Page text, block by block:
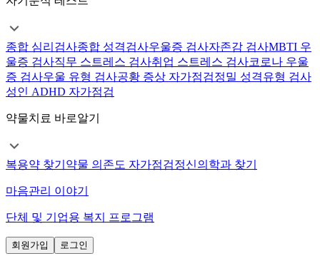
종합 심리검사종합 성격검사우울증 검사자존감 검사MBTI 우
울증 검사직무 스트레스 검사취업 스트레스 검사코로나 우울
증 검사우울 유형 검사공황 증상 자가점검정밀 성격유형 검사
성인 ADHD 자가점검
약물치료 바로알기
복용약 찾기 약물 의존도 자가점검정신의학과 찾기
마음관리 이야기
단체 및 기업용 복지 프로그램
회원가입 로그인